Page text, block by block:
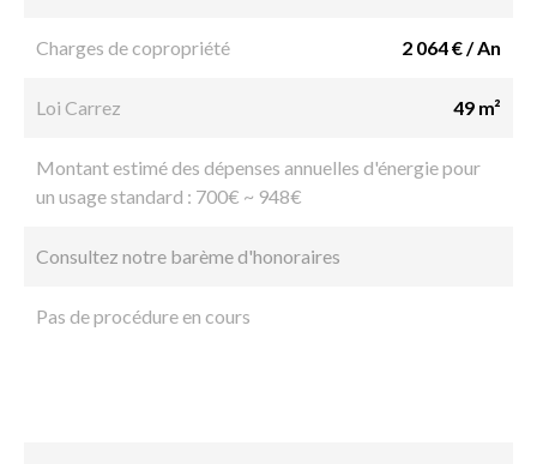
Charges de copropriété 2 064 € / An
Loi Carrez 49 m²
Montant estimé des dépenses annuelles d'énergie pour
un usage standard : 700€ ~ 948€
Consultez notre barème d'honoraires
Pas de procédure en cours